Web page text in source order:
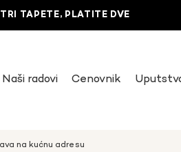
TAPETE, PLATITE DVE
Naši radovi Cenovnik
na kućnu adresu